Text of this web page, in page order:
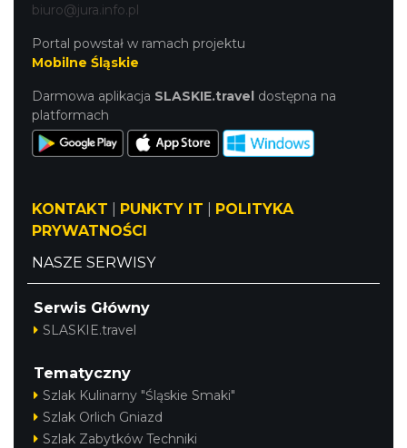
Gminne Dożynki w Zdowie
Zdów
15.22 km
Dni Wolbromia 2026
15.43 km
Rabsztyn
biuro@jura.info.pl
Portal powstał w ramach projektu
Mobilne Śląskie
Darmowa aplikacja SLASKIE.travel dostępna na
platformach
KONTAKT PUNKTY IT
POLITYKA
PRYWATNOŚCI
NASZE SERWISY
Serwis Główny
SLASKIE.travel
Tematyczny
Szlak Kulinarny "Śląskie Smaki"
Szlak Orlich Gniazd
Szlak Zabytków Techniki